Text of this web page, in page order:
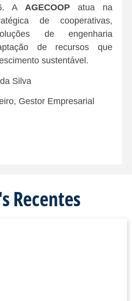
A AGECOOP atua na
de cooperativas,
de engenharia
de recursos que
sustentável.
Silva
Gestor Empresarial
Recentes